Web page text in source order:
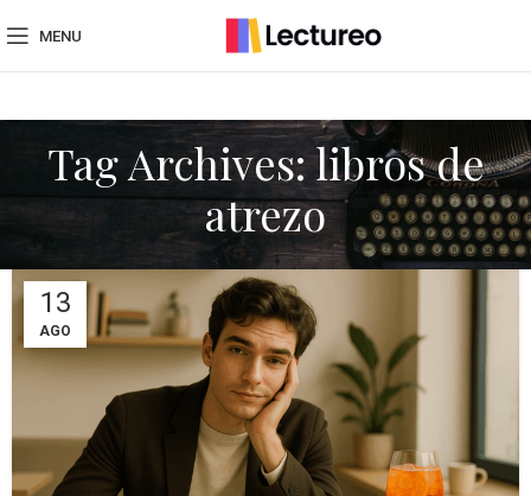
MENU
Tag Archives: libros de
atrezo
13
AGO